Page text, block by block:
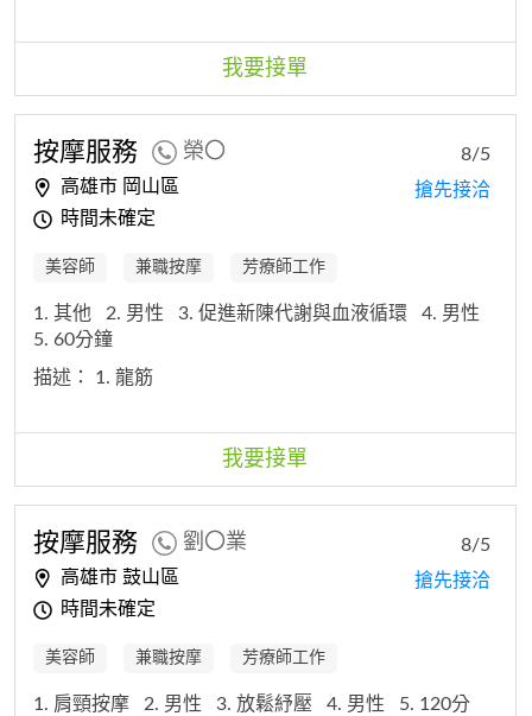
我要接單
按摩服務 榮〇
高雄市 岡山區
時間未確定
8/5
搶先接洽
美容師 兼職按摩 芳療師工作
1. 其他 2. 男性 3. 促進新陳代謝與血液循環
4. 男性
5. 60分鐘
描述： 1. 龍筋
我要接單
按摩服務 劉〇業
高雄市 鼓山區
時間未確定
8/5
搶先接洽
美容師 兼職按摩 芳療師工作
1. 肩頸按摩 2. 男性 3. 放鬆紓壓 4. 男性
5. 120分